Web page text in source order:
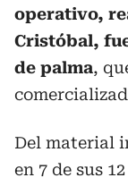
operativo,
Cristóbal,
de palma,
Del material
en 7 de sus